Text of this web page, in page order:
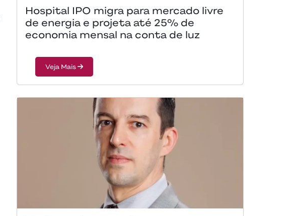
Hospital IPO migra para mercado livre
de energia e projeta até 25% de
economia mensal na conta de luz
Veja Mais